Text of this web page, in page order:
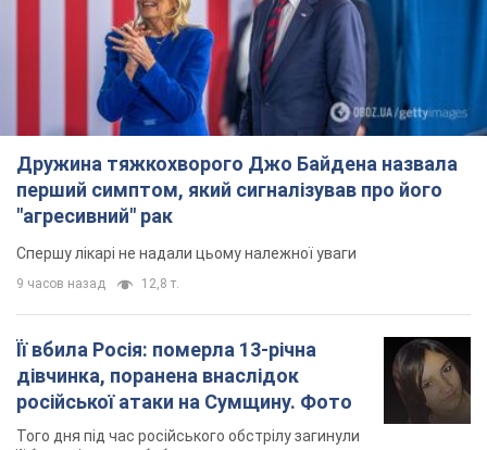
Дружина тяжкохворого Джо Байдена назвала
перший симптом, який сигналізував про його
"агресивний" рак
Спершу лікарі не надали цьому належної уваги
9 часов назад 12,8 т.
Її вбила Росія: померла 13-річна
дівчинка, поранена внаслідок
російської атаки на Сумщину. Фото
Того дня під час російського обстрілу загинули